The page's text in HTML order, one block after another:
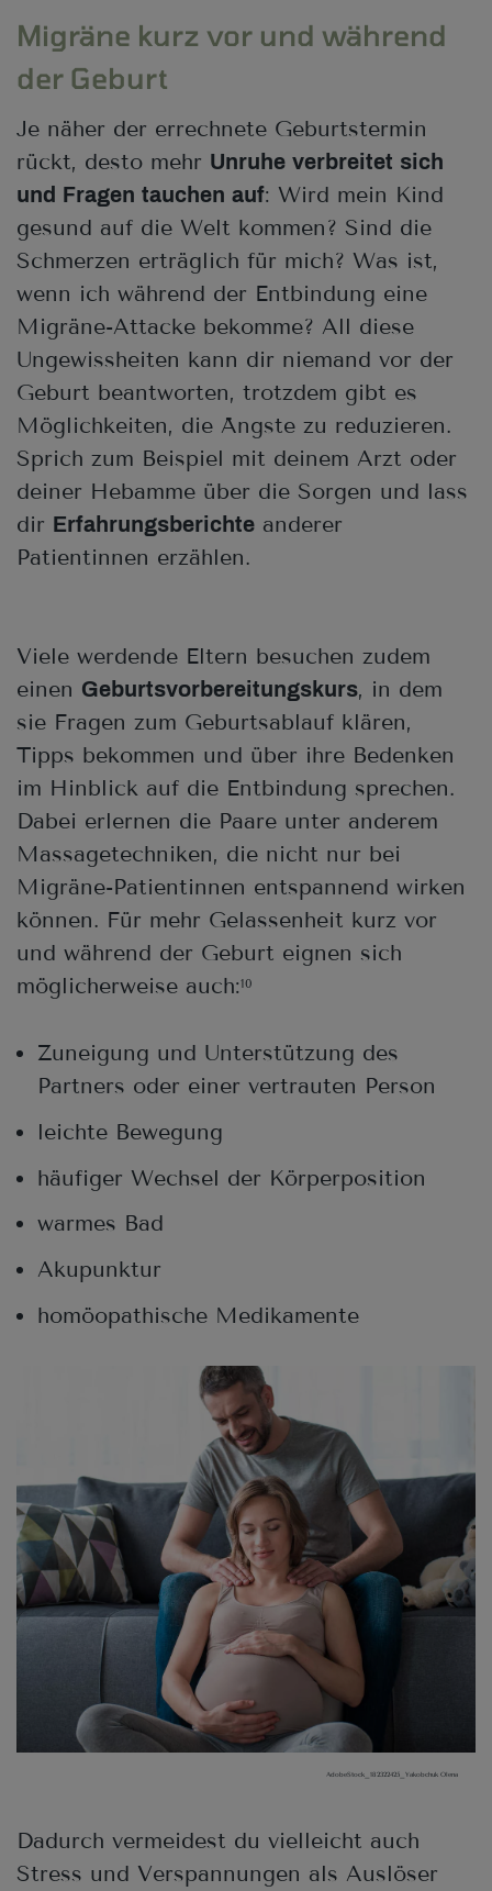
Migräne kurz vor und während
der Geburt
Je näher der errechnete Geburtstermin
rückt, desto mehr Unruhe verbreitet sich
und Fragen tauchen auf: Wird mein Kind
gesund auf die Welt kommen? Sind die
Schmerzen erträglich für mich? Was ist,
wenn ich während der Entbindung eine
Migräne-Attacke bekomme? All diese
Ungewissheiten kann dir niemand vor der
Geburt beantworten, trotzdem gibt es
Möglichkeiten, die Ängste zu reduzieren.
Sprich zum Beispiel mit deinem Arzt oder
deiner Hebamme über die Sorgen und lass
dir Erfahrungsberichte anderer
Patientinnen erzählen.
Viele werdende Eltern besuchen zudem
einen Geburtsvorbereitungskurs, in dem
sie Fragen zum Geburtsablauf klären,
Tipps bekommen und über ihre Bedenken
im Hinblick auf die Entbindung sprechen.
Dabei erlernen die Paare unter anderem
Massagetechniken, die nicht nur bei
Migräne-Patientinnen entspannend wirken
können. Für mehr Gelassenheit kurz vor
und während der Geburt eignen sich
möglicherweise auch:10
Zuneigung und Unterstützung des
Partners oder einer vertrauten Person
leichte Bewegung
häufiger Wechsel der Körperposition
warmes Bad
Akupunktur
homöopathische Medikamente
AdobeStock_182322425_Yakobchuk Olena
Dadurch vermeidest du vielleicht auch
Stress und Verspannungen als Auslöser